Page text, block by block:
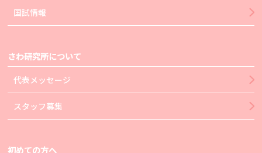
国試情報
さわ研究所について
代表メッセージ
スタッフ募集
初めての方へ